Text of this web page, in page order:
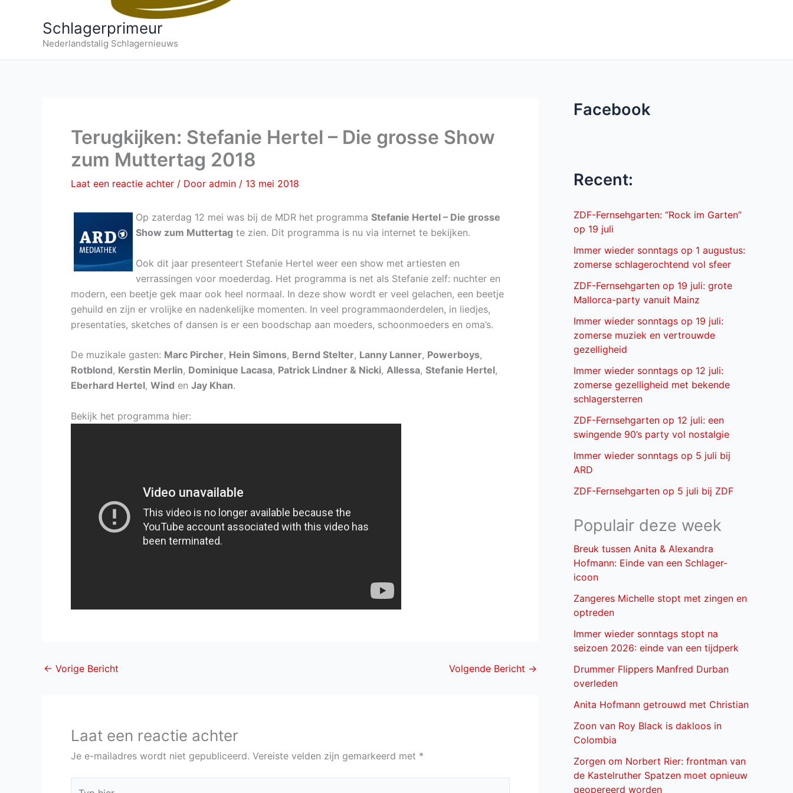
Schlagerprimeur
Nederlandstalig Schlagernieuws
Terugkijken: Stefanie Hertel – Die grosse Show
zum Muttertag 2018
Laat een reactie achter / Door admin / 13 mei 2018
Op zaterdag 12 mei was bij de MDR het programma Stefanie Hertel – Die grosse
Show zum Muttertag te zien. Dit programma is nu via internet te bekijken.
Ook dit jaar presenteert Stefanie Hertel weer een show met artiesten en
verrassingen voor moederdag. Het programma is net als Stefanie zelf: nuchter en
modern, een beetje gek maar ook heel normaal. In deze show wordt er veel gelachen, een beetje
gehuild en zijn er vrolijke en nadenkelijke momenten. In veel programmaonderdelen, in liedjes,
presentaties, sketches of dansen is er een boodschap aan moeders, schoonmoeders en oma’s.
De muzikale gasten: Marc Pircher, Hein Simons, Bernd Stelter, Lanny Lanner, Powerboys,
Rotblond, Kerstin Merlin, Dominique Lacasa, Patrick Lindner & Nicki, Allessa, Stefanie Hertel,
Eberhard Hertel, Wind en Jay Khan.
Bekijk het programma hier:
← Vorige Bericht Volgende Bericht →
Laat een reactie achter
Je e-mailadres wordt niet gepubliceerd. Vereiste velden zijn gemarkeerd met *
Facebook
Recent:
ZDF-Fernsehgarten: “Rock im Garten”
op 19 juli
Immer wieder sonntags op 1 augustus:
zomerse schlagerochtend vol sfeer
ZDF-Fernsehgarten op 19 juli: grote
Mallorca-party vanuit Mainz
Immer wieder sonntags op 19 juli:
zomerse muziek en vertrouwde
gezelligheid
Immer wieder sonntags op 12 juli:
zomerse gezelligheid met bekende
schlagersterren
ZDF-Fernsehgarten op 12 juli: een
swingende 90’s party vol nostalgie
Immer wieder sonntags op 5 juli bij
ARD
ZDF-Fernsehgarten op 5 juli bij ZDF
Populair deze week
Breuk tussen Anita & Alexandra
Hofmann: Einde van een Schlager-
icoon
Zangeres Michelle stopt met zingen en
optreden
Immer wieder sonntags stopt na
seizoen 2026: einde van een tijdperk
Drummer Flippers Manfred Durban
overleden
Anita Hofmann getrouwd met Christian
Zoon van Roy Black is dakloos in
Colombia
Zorgen om Norbert Rier: frontman van
de Kastelruther Spatzen moet opnieuw
geopereerd worden